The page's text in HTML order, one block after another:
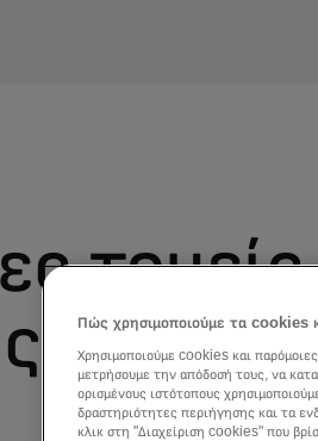
τομείς
Πώς χρησιμοποιούμε τα cookies
Χρησιμοποιούμε cookies και
μετρήσουμε την απόδοσή τους, να
ορισμένους ιστότοπους
δραστηριότητες περιήγησης και τα
κλικ στη "Διαχείριση cookies" που